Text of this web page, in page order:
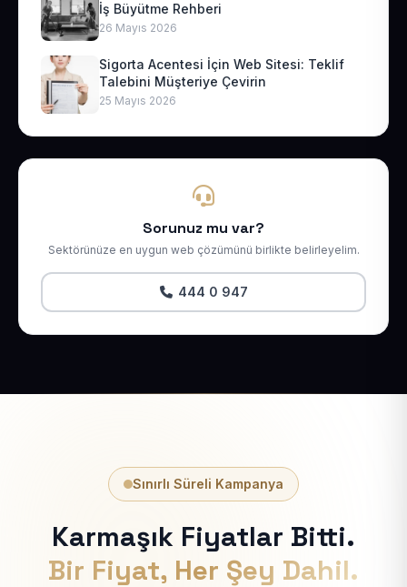
İş Büyütme Rehberi
26 Mayıs 2026
Sigorta Acentesi İçin Web Sitesi: Teklif
Talebini Müşteriye Çevirin
25 Mayıs 2026
Sorunuz mu var?
Sektörünüze en uygun web çözümünü birlikte belirleyelim.
444 0 947
Sınırlı Süreli Kampanya
Karmaşık Fiyatlar Bitti.
Bir Fiyat, Her Şey Dahil.